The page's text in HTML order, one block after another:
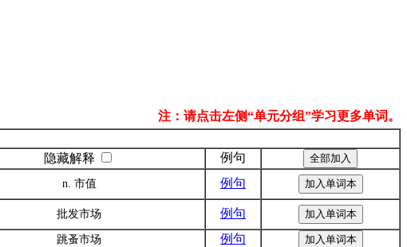
注：请点击左侧“单元分组”学习更多单词。
隐藏解释
例句
n. 市值 例句
批发市场
例句
跳蚤市场
例句